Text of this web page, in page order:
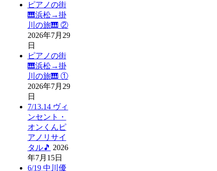
ピアノの街
🎹浜松→掛
川の旅🎹 ②
2026年7月29
日
ピアノの街
🎹浜松→掛
川の旅🎹 ①
2026年7月29
日
7/13.14 ヴィ
ンセント・
オンくんピ
アノリサイ
タル🎵 2026
年7月15日
6/19 中川優